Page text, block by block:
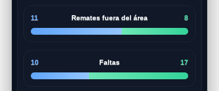
11 Remates fuera del área 8
10 Faltas 17